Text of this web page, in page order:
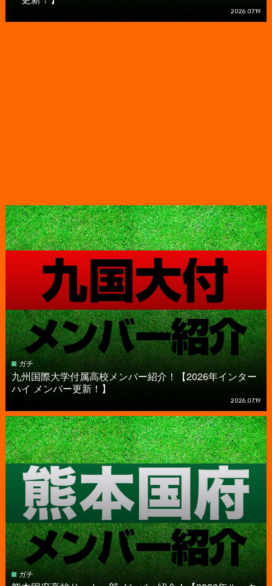
2026.07.19
ガチ
九州国際大学付属高校メンバー紹介！【2026年インター
ハイ メンバー更新！】
2026.07.19
ガチ